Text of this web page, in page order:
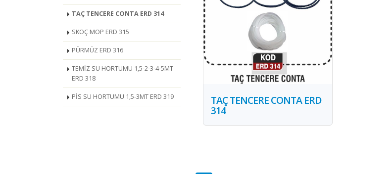
TAÇ TENCERE CONTA ERD 314
SKOÇ MOP ERD 315
PÜRMÜZ ERD 316
TEMİZ SU HORTUMU 1,5-2-3-4-5MT
ERD 318
PİS SU HORTUMU 1,5-3MT ERD 319 TAÇ TENCERE CONTA ERD
314